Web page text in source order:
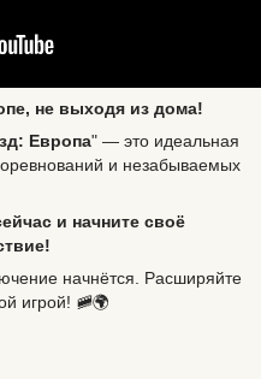
не выходя из дома!
Европа" — это идеальная
и незабываемых
и начните своё
начнётся. Расширяйте
игрой! 🚞🌍